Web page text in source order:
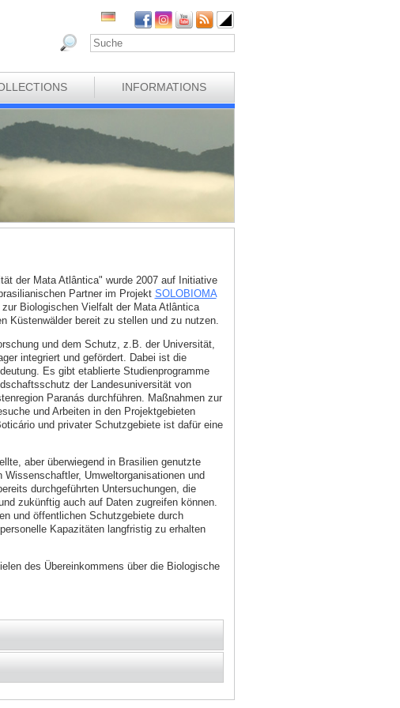
INFORMATIONS
der Mata Atlântica" wurde 2007 auf Initiative
Partner im Projekt SOLOBIOMA
Biologischen Vielfalt der Mata Atlântica
Küstenwälder bereit zu stellen und zu nutzen.
und dem Schutz, z.B. der Universität,
integriert und gefördert. Dabei ist die
Es gibt etablierte Studienprogramme
der Landesuniversität von
Paranás durchführen. Maßnahmen zur
und Arbeiten in den Projektgebieten
und privater Schutzgebiete ist dafür eine
aber überwiegend in Brasilien genutzte
Umweltorganisationen und
durchgeführten Untersuchungen, die
zukünftig auch auf Daten zugreifen können.
und öffentlichen Schutzgebiete durch
Kapazitäten langfristig zu erhalten
des Übereinkommens über die Biologische